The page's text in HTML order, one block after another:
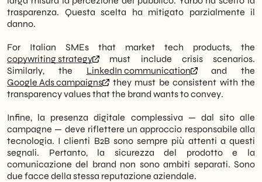
trasparenza. Questa scelta ha mitigato parzialmente il
danno.
For Italian SMEs that market tech products, the
copywriting strategy
must include crisis scenarios.
Similarly, the LinkedIn communication
and the
Google Ads campaigns
they must be consistent with the
transparency values that the brand wants to convey.
Infine, la presenza digitale complessiva — dal sito alle
campagne — deve riflettere un approccio responsabile alla
tecnologia. I clienti B2B sono sempre più attenti a questi
segnali. Pertanto, la sicurezza del prodotto e la
comunicazione del brand non sono ambiti separati. Sono
due facce della stessa reputazione aziendale.